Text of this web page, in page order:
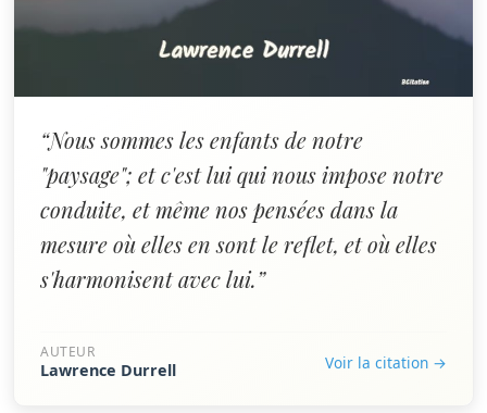
“Nous sommes les enfants de notre
"paysage"; et c'est lui qui nous impose notre
conduite, et même nos pensées dans la
mesure où elles en sont le reflet, et où elles
s'harmonisent avec lui.”
AUTEUR
Lawrence Durrell Voir la citation →